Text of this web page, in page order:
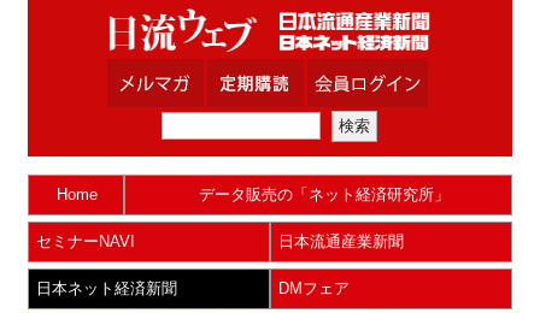
Home データ販売の「ネット経済研究所」
セミナーNAVI 日本流通産業新聞
日本ネット経済新聞 DMフェア